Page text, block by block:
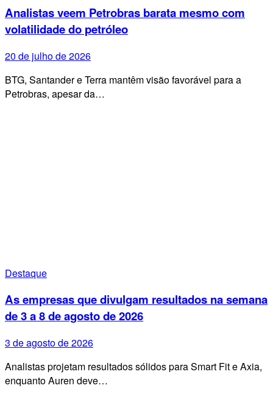
Analistas veem Petrobras barata mesmo com
volatilidade do petróleo
20 de julho de 2026
BTG, Santander e Terra mantêm visão favorável para a
Petrobras, apesar da…
Destaque
As empresas que divulgam resultados na semana
de 3 a 8 de agosto de 2026
3 de agosto de 2026
Analistas projetam resultados sólidos para Smart Fit e Axia,
enquanto Auren deve…